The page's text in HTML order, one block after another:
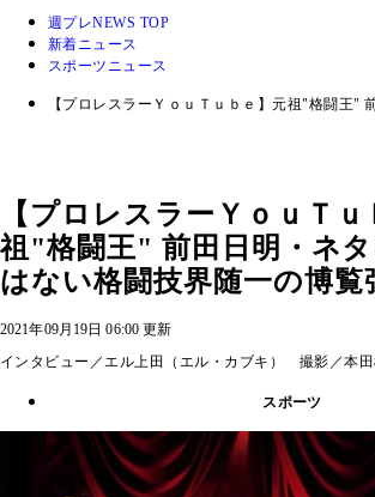
週プレNEWS TOP
新着ニュース
スポーツニュース
【プロレスラーＹｏｕＴｕｂｅ】元祖"格闘王"
【プロレスラーＹｏｕＴｕ
祖"格闘王" 前田日明・ネ
はない格闘技界随一の博覧
2021年09月19日 06:00 更新
インタビュー／エル上田（エル・カブキ） 撮影／本田
スポーツ